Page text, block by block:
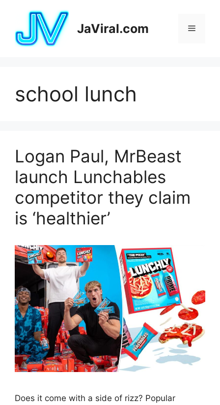
conteúdo
JaViral.com Menu
school lunch
Logan Paul, MrBeast
launch Lunchables
competitor they claim
is ‘healthier’
Does it come with a side of rizz? Popular